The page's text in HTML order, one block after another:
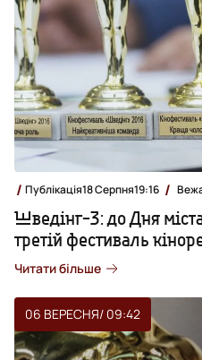
Публікація18 Серпня19:16
Шведінг-3: до Дня
третій фестиваль
Читати більше
06 ВЕРЕСНЯ/ 09:42